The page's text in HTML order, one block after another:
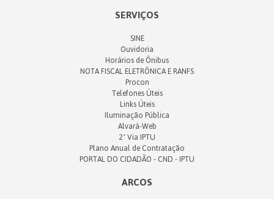
SERVIÇOS
SINE
Ouvidoria
Horários de Ônibus
NOTA FISCAL ELETRÔNICA E RANFS
Procon
Telefones Úteis
Links Úteis
Iluminação Pública
Alvará-Web
2ª Via IPTU
Plano Anual de Contratação
PORTAL DO CIDADÃO - CND - IPTU
ARCOS